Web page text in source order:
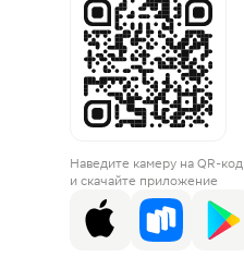
Наведите камеру на QR-код
и скачайте приложение